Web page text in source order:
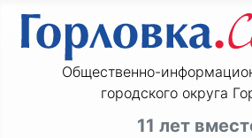
Общественно-
городского округа
11 лет